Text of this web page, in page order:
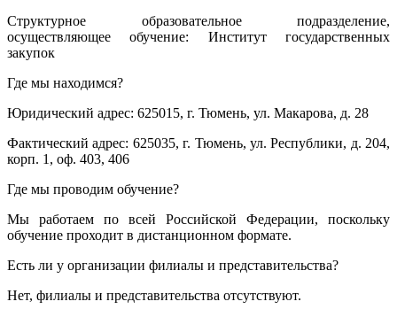
Структурное образовательное подразделение,
осуществляющее обучение: Институт государственных
закупок
Где мы находимся?
Юридический адрес: 625015, г. Тюмень, ул. Макарова, д. 28
Фактический адрес: 625035, г. Тюмень, ул. Республики, д. 204,
корп. 1, оф. 403, 406
Где мы проводим обучение?
Мы работаем по всей Российской Федерации, поскольку
обучение проходит в дистанционном формате.
Есть ли у организации филиалы и представительства?
Нет, филиалы и представительства отсутствуют.